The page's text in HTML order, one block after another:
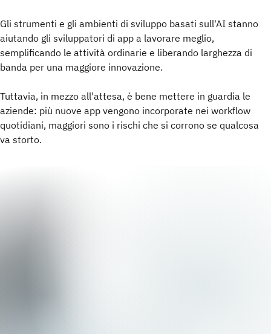
Gli strumenti e gli ambienti di sviluppo basati sull'AI stanno
aiutando gli sviluppatori di app a lavorare meglio,
semplificando le attività ordinarie e liberando larghezza di
banda per una maggiore innovazione.
Tuttavia, in mezzo all'attesa, è bene mettere in guardia le
aziende: più nuove app vengono incorporate nei workflow
quotidiani, maggiori sono i rischi che si corrono se qualcosa
va storto.